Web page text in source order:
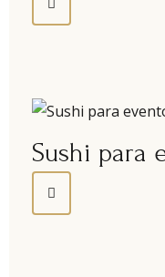
Sushi para